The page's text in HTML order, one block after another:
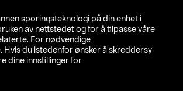
sporingsteknologi på din enhet i
av nettstedet og for å tilpasse våre
For nødvendige
Hvis du istedenfor ønsker å skreddersy
dine innstillinger for